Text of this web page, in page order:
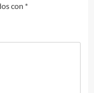
con *